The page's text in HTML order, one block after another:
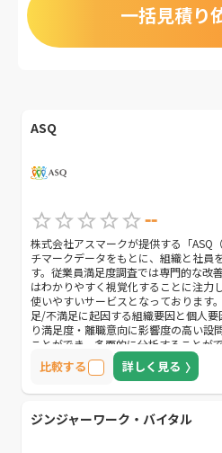
一括見積り
ASQ
--
株式会社アスマークが提供する「ASQ
チマークデータをもとに、組織と社員
す。従業員満足度調査では専門的な改
はわかりやすく視覚化することに注力
使いやすいサービスとなっております
足/不満足に起因する組織要因と個人
り満足度・離職意向に影響度の高い設
ことができ、多面的に分析することがで
比較する 詳しく見る
ジンジャーワーク・バイタル